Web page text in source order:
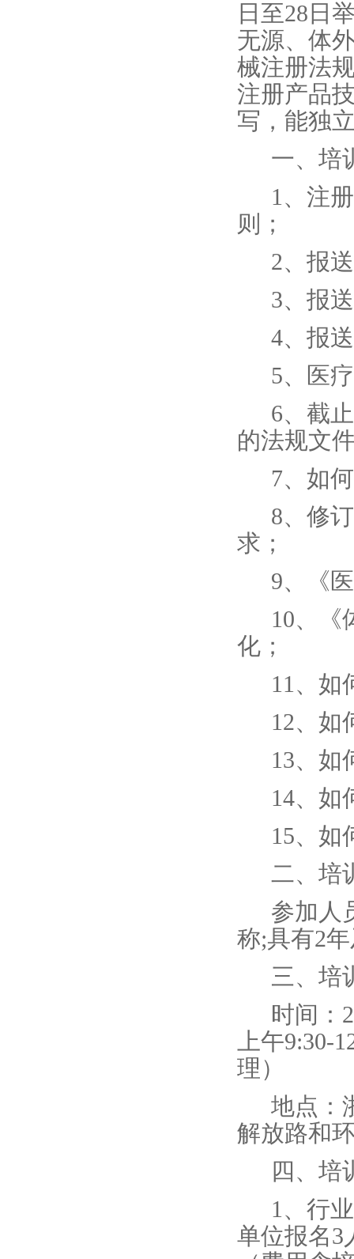
日至28日
无源、体
械注册法
注册产品
写，能独
一、培
1、注
则；
2、报
3、报
4、报
5、医
6、截
的法规文
7、如
8、修
求；
9、《
10、《
化；
11、如
12、如
13、如
14、如
15、如
二、培
参加人
称;具有2
三、培
时间：
上午9:30-
理）
地点：
解放路和
四、培
1、行
单位报名3